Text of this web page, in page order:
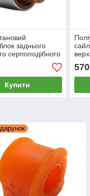
заднього
серпоподібного
Audi A1
PP-0165
Купити
PP-
570